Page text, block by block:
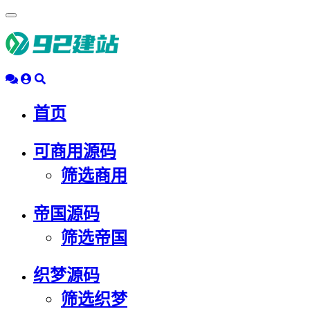
动
导
首页
可商用源码
筛选商用
帝国源码
筛选帝国
织梦源码
筛选织梦